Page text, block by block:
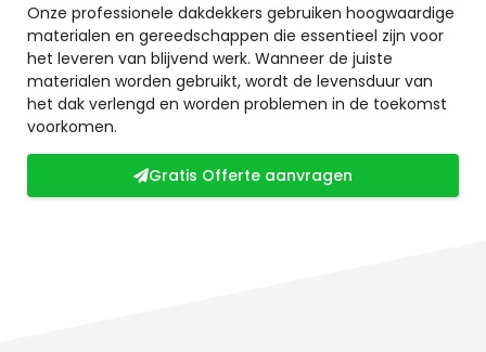
Onze professionele dakdekkers gebruiken hoogwaardige
materialen en gereedschappen die essentieel zijn voor
het leveren van blijvend werk. Wanneer de juiste
materialen worden gebruikt, wordt de levensduur van
het dak verlengd en worden problemen in de toekomst
voorkomen.
Gratis Offerte aanvragen